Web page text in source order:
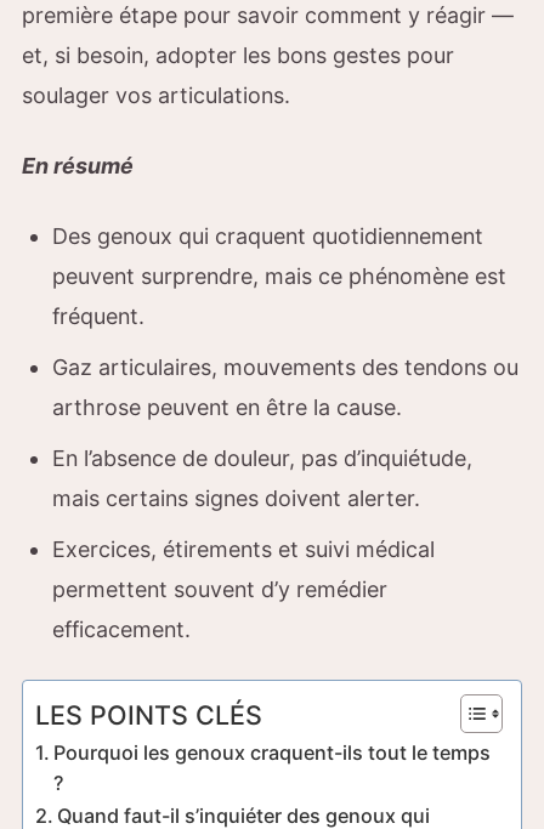
première étape pour savoir comment y réagir —
et, si besoin, adopter les bons gestes pour
soulager vos articulations.
En résumé
Des genoux qui craquent quotidiennement
peuvent surprendre, mais ce phénomène est
fréquent.
Gaz articulaires, mouvements des tendons ou
arthrose peuvent en être la cause.
En l’absence de douleur, pas d’inquiétude,
mais certains signes doivent alerter.
Exercices, étirements et suivi médical
permettent souvent d’y remédier
efficacement.
LES POINTS CLÉS
Pourquoi les genoux craquent-ils tout le temps
?
Quand faut-il s’inquiéter des genoux qui